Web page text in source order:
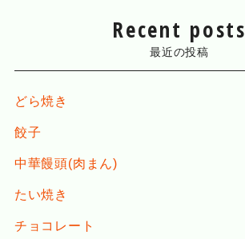
Recent posts
最近の投稿
どら焼き
餃子
中華饅頭(肉まん)
たい焼き
チョコレート